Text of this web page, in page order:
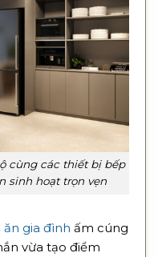
cùng các thiết bị bếp
sinh hoạt trọn vẹn
ăn gia đình ấm cúng
vừa tạo điểm